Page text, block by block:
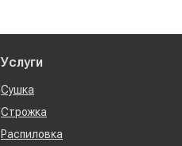
Услуги
Сушка
Строжка
Распиловка